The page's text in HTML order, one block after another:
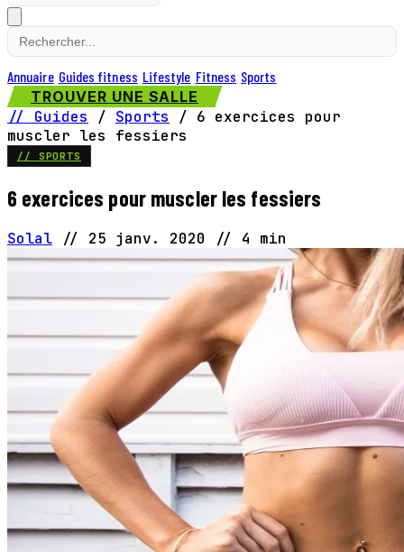
Annuaire Guides fitness Lifestyle Fitness Sports
TROUVER UNE SALLE
// Guides / Sports / 6 exercices pour
muscler les fessiers
// SPORTS
6 exercices pour muscler les fessiers
Solal // 25 janv. 2020 // 4 min